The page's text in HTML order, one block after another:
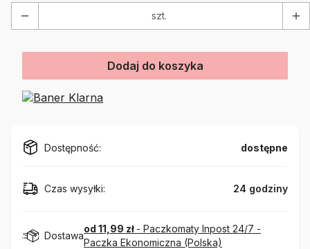
szt.
Dodaj do koszyka
Dostępność: dostępne
Czas wysyłki: 24 godziny
Dostawa
od 11,99 zł - Paczkomaty Inpost 24/7 -
Paczka Ekonomiczna (Polska)